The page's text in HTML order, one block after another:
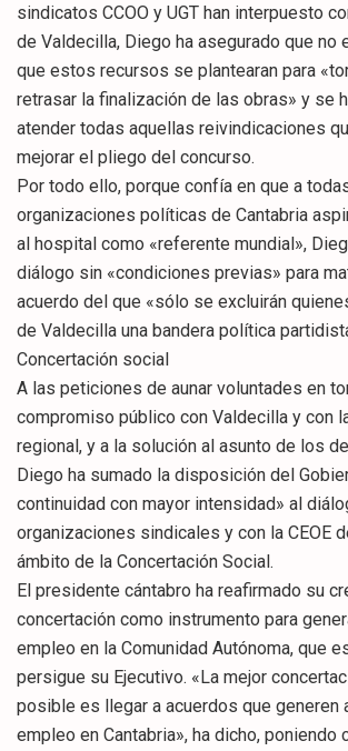
sindicatos CCOO y UGT han interpuesto
de Valdecilla, Diego ha asegurado que no
que estos recursos se plantearan para
retrasar la finalización de las obras» y se
atender todas aquellas reivindicaciones
mejorar el pliego del concurso.
Por todo ello, porque confía en que a
organizaciones políticas de Cantabria
al hospital como «referente mundial»,
diálogo sin «condiciones previas» para
acuerdo del que «sólo se excluirán
de Valdecilla una bandera política
Concertación social
A las peticiones de aunar voluntades en
compromiso público con Valdecilla y con
regional, y a la solución al asunto de los
Diego ha sumado la disposición del
continuidad con mayor intensidad» al
organizaciones sindicales y con la CEOE
ámbito de la Concertación Social.
El presidente cántabro ha reafirmado su
concertación como instrumento para
empleo en la Comunidad Autónoma, que
persigue su Ejecutivo. «La mejor
posible es llegar a acuerdos que generen
empleo en Cantabria», ha dicho, poniendo